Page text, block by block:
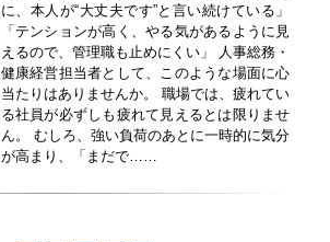
に、本人が“大丈夫です”と言い続けている」
「テンションが高く、やる気があるように見
えるので、管理職も止めにくい」 人事総務・
健康経営担当者として、このような場面に心
当たりはありませんか。 職場では、疲れてい
る社員が必ずしも疲れて見えるとは限りませ
ん。 むしろ、強い負荷のあとに一時的に気分
が高まり、「まだで……